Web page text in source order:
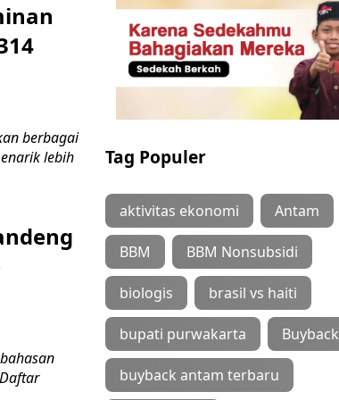
berbagai
lebih
Tag Populer
aktivitas ekonomi Antam
BBM BBM Nonsubsidi
biologis brasil vs haiti
bupati purwakarta Buyback
buyback antam terbaru